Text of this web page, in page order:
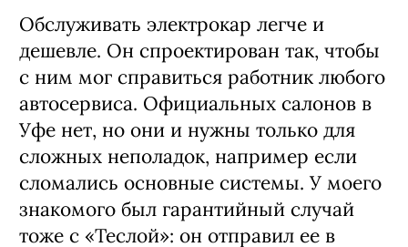
Обслуживать электрокар легче и
дешевле. Он спроектирован так, чтобы
с ним мог справиться работник любого
автосервиса. Официальных салонов в
Уфе нет, но они и нужны только для
сложных неполадок, например если
сломались основные системы. У моего
знакомого был гарантийный случай
тоже с «Теслой»: он отправил ее в